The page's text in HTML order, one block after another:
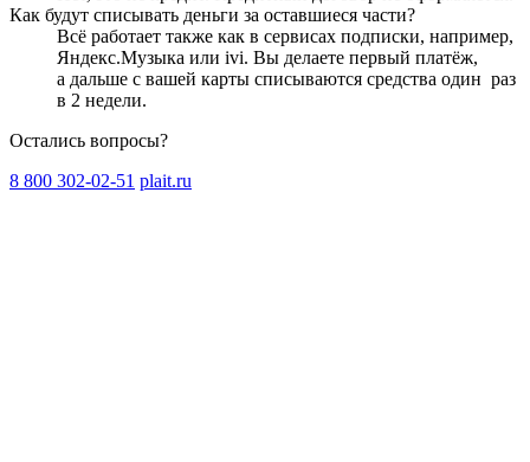
Как будут списывать деньги за оставшиеся части?
Всё работает также как в сервисах подписки, например,
Яндекс.Музыка или ivi. Вы делаете первый платёж,
а дальше с вашей карты списываются средства один раз
в 2 недели.
Остались вопросы?
8 800 302-02-51 plait.ru